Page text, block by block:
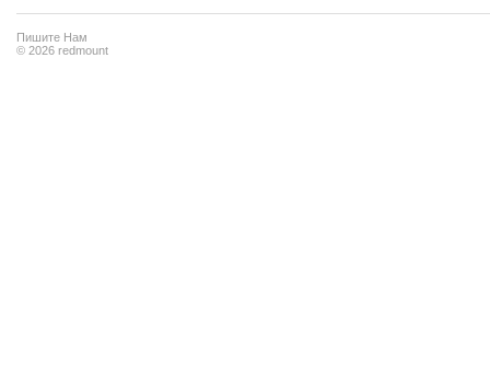
Пишите Нам
© 2026 redmount